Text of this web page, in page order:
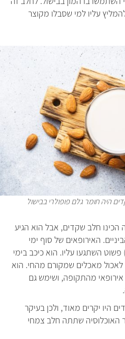
להמליץ עליו למי שסבלו מקוצר
היה חומר גלם פופולרי בבישול
הכינו חלב שקדים, אבל הוא הגיע
האירופאים של סוף ימי
(המאות ה-13 וה-14) פשוט השתגעו עליו. הוא כיכב בימי
לאכול מאכלים שמקורם מהחי. הוא
מהתקופה, ושימש גם
היו יקרים מאוד, ולכן בעיקר
האוכלוסיה שתתה חלב צמחי